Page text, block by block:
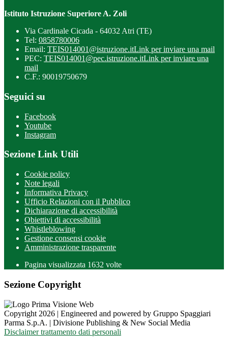
Istituto Istruzione Superiore A. Zoli
Via Cardinale Cicada - 64032 Atri (TE)
Tel: 0858780006
Email: TEIS014001@istruzione.itLink per inviare una mail
PEC: TEIS014001@pec.istruzione.itLink per inviare una
mail
C.F.: 90019750679
Seguici su
Facebook
Youtube
Instagram
Sezione Link Utili
Cookie policy
Note legali
Informativa Privacy
Ufficio Relazioni con il Pubblico
Dichiarazione di accessibilità
Obiettivi di accessibilità
Whistleblowing
Gestione consensi cookie
Amministrazione trasparente
Pagina visualizzata 1632 volte
Sezione Copyright
Copyright 2026 | Engineered and powered by Gruppo Spaggiari
Parma S.p.A. | Divisione Publishing & New Social Media
Disclaimer trattamento dati personali